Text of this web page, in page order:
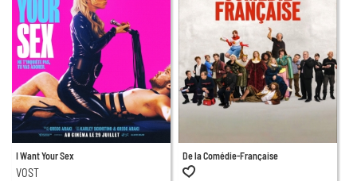
I Want Your Sex
VOST
De la Comédie-Française